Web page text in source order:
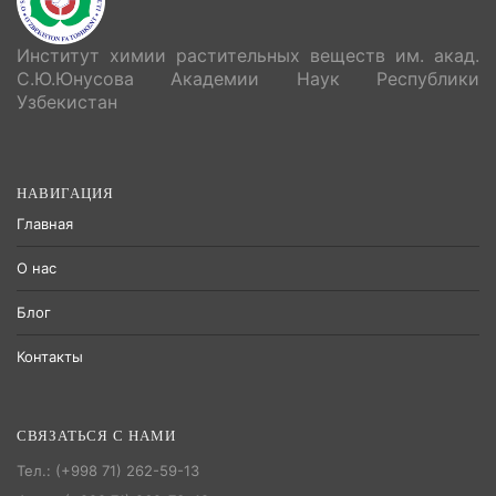
Институт химии растительных веществ им. акад.
С.Ю.Юнусова Академии Наук Республики
Узбекистан
НАВИГАЦИЯ
Главная
О нас
Блог
Контакты
СВЯЗАТЬСЯ С НАМИ
Тел.: (+998 71) 262-59-13